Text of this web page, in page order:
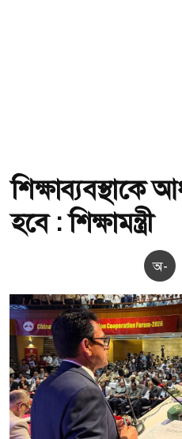
শিক্ষাব্যবস্থাকে
হবে : শিক্ষামন্ত্রী
অ-